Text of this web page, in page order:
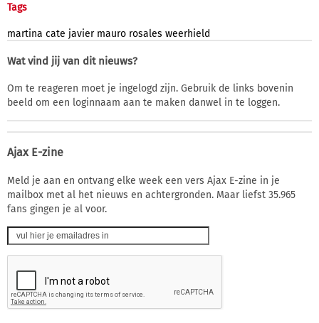
Tags
martina cate javier mauro rosales weerhield
Wat vind jij van dit nieuws?
Om te reageren moet je ingelogd zijn. Gebruik de links bovenin
beeld om een loginnaam aan te maken danwel in te loggen.
Ajax E-zine
Meld je aan en ontvang elke week een vers Ajax E-zine in je
mailbox met al het nieuws en achtergronden. Maar liefst 35.965
fans gingen je al voor.